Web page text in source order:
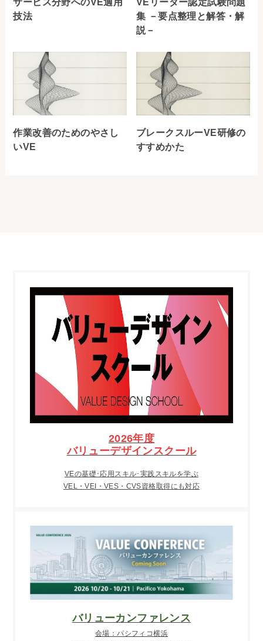
技法
集 －要点整理と解答・解
説－
作業改善のためのやさし
いVE
ブレークスルーVE研修の
すすめかた
2026年度
バリューデザインスクール
VEの基礎･応用スキル･実践スキルを学ぶ
VEL・VEI・VES・CVS資格取得にも対応
バリューカンファレンス
会場：パシフィコ横浜